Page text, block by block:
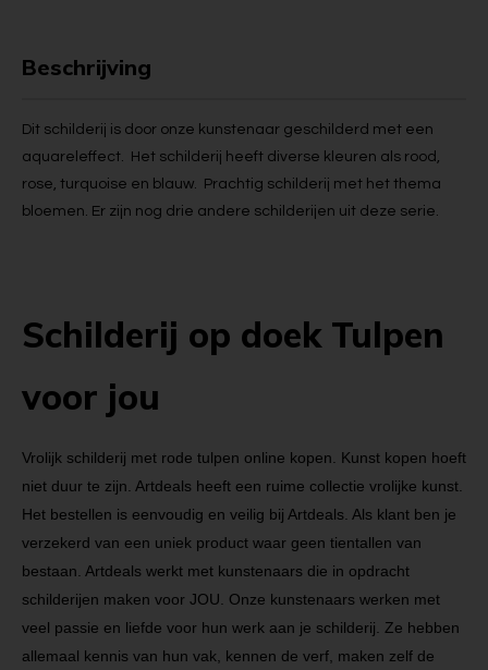
Beschrijving
Dit schilderij is door onze kunstenaar geschilderd met een
aquareleffect. Het schilderij heeft diverse kleuren als rood,
rose, turquoise en blauw. Prachtig schilderij met het thema
bloemen. Er zijn nog drie andere schilderijen uit deze serie.
Schilderij op doek Tulpen
voor jou
Vrolijk schilderij met rode tulpen online kopen. Kunst kopen hoeft
niet duur te zijn. Artdeals heeft een ruime collectie vrolijke kunst.
Het bestellen is eenvoudig en veilig bij Artdeals. Als klant ben je
verzekerd van een uniek product waar geen tientallen van
bestaan. Artdeals werkt met kunstenaars die in opdracht
schilderijen maken voor JOU. Onze kunstenaars werken met
veel passie en liefde voor hun werk aan je schilderij. Ze hebben
allemaal kennis van hun vak, kennen de verf, maken zelf de